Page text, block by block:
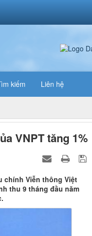
kiếm Liên hệ
VNPT tăng 1%
chính Viễn thông Việt
thu 9 tháng đầu năm